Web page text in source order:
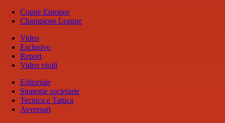
Coppe Europee
Champions League
Video
Esclusivo
Report
Video virali
Editoriale
Strategie societarie
Tecnica e Tattica
Avversari